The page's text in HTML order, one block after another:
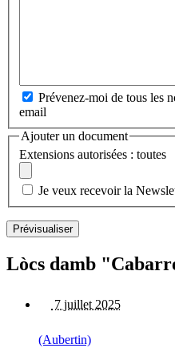
Prévenez-moi de tous les
email
Ajouter un document
Extensions autorisées : toutes
Je veux recevoir la
Lòcs damb
7 juillet 2025
(Aubertin)